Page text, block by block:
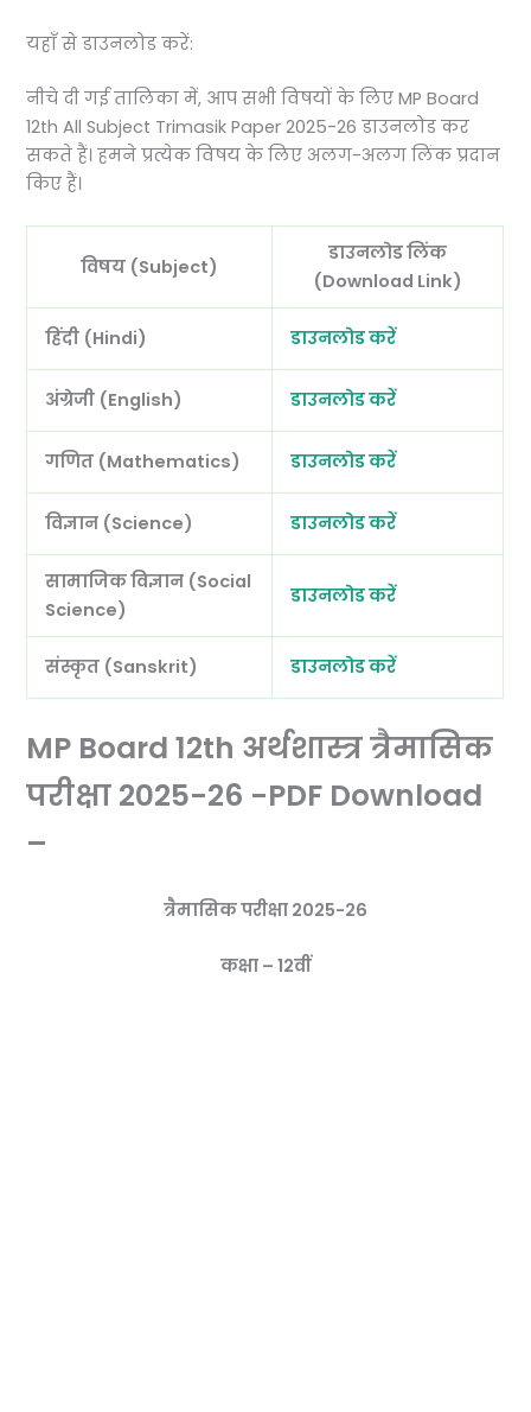
यहाँ से डाउनलोड करें:
नीचे दी गई तालिका में, आप सभी विषयों के लिए MP Board
12th All Subject Trimasik Paper 2025-26 डाउनलोड कर
सकते हैं। हमने प्रत्येक विषय के लिए अलग-अलग लिंक प्रदान
किए हैं।
विषय (Subject)
डाउनलोड लिंक
(Download Link)
हिंदी (Hindi) डाउनलोड करें
अंग्रेजी (English) डाउनलोड करें
गणित (Mathematics) डाउनलोड करें
विज्ञान (Science) डाउनलोड करें
सामाजिक विज्ञान (Social
Science)
डाउनलोड करें
संस्कृत (Sanskrit) डाउनलोड करें
MP Board 12th अर्थशास्त्र त्रैमासिक
परीक्षा 2025-26 -PDF Download
–
त्रैमासिक परीक्षा 2025-26
कक्षा – 12वीं